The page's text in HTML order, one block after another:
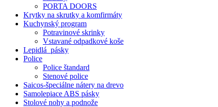
PORTA DOORS
Krytky na skrutky a komfirmáty
Kuchynský program
Potravinové skrinky
Vstavané odpadkové koše
Lepidlá_pásky
Police
Police štandard
Stenové police
Saicos-špeciálne nátery na drevo
Samolepiace ABS pásky
Stolové nohy a podnože